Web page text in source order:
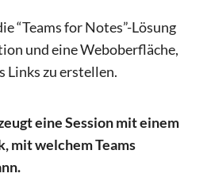
“Teams for Notes”-Lösung
und eine Weboberfläche,
Links zu erstellen.
eine Session mit einem
mit welchem Teams